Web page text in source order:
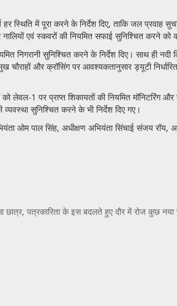
स्थिति में पूरा करने के निर्देश दिए, ताकि जल प्रवाह
एवं स्कवरों की नियमित सफाई सुनिश्चित करने को
निगरानी सुनिश्चित करने के निर्देश दिए। साथ
और क्रॉसिंग पर आवश्यकतानुसार ड्यूटी
को लेवल-1 पर प्राप्त शिकायतों की नियमित
सुनिश्चित करने के भी निर्देश दिए गए।
ओम पाल सिंह, अधीक्षण अभियंता सिंचाई संजय रॉय,
सा छात्र, पत्रकारिता के इस बदलते हुए दौर में रोज कुछ